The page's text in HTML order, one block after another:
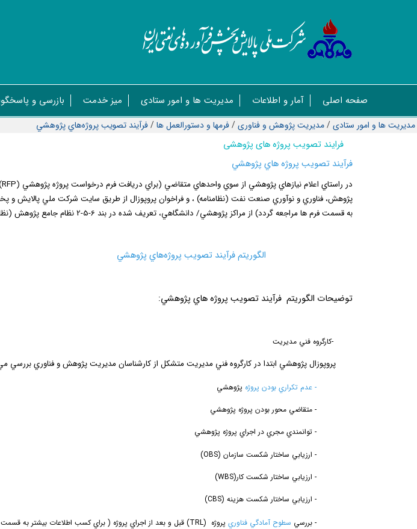
صفحه اصلی آمار و اطلاعات مدیریت ها و امور ستادی میز خدمت بازرسی و
مدیریت ها و امور ستادی/مدیریت پژوهش و فناوری/فرمها و دستورالعمل ها/فرآيند تصويب پروژه‌هاي پژوهشي
فرایند تصویب پروژه های پژوهشی
فرآيند تصويب پروژه­ هاي پژوهشي
در راستاي اعلامنيازهايپژوهشي از سويواحدهايمتقاضي (براي دريافتفرم درخواست پروژه پژوهشي (RFP
پژوهش، فناوري و نوآوري صنعت نفت (نظام­نامه)، و فراخوانپروپوزال ازطريق سايت شركتملي پالايشو
بهقسمت فرم هامراجعه گردد)‌ از مراكز پژوهشي/ دانشگاهي، تعريف شده در بند 6-5-2 نظام جامع پژوهش (نظام­نامه)
الگوريتم فرآيند تصويب پروژه‌هاي پژوهشي
توضیحات الگوريتم فرآيند تصويب پروژه ­هاي پژوهشي:
كارگروه فني مديريت
پروپوزالپژوهشي ابتدا در كارگروه فني مديريت متشكل از كارشناسان مديريت پژوهش و فناوري بررسي
- عدم تكراري بودن پروژه پژوهشي
- متقاضي محور بودن پروژه پژوهشي
- توانمندي مجري در اجراي پروژه پژوهشي
- ارزيابي ساختار شكست سازمان (OBS)
- ارزيابي ساختار شكست كار(WBS)
- ارزيابي ساختار شكست هزينه (CBS)
- بررسي سطوح آمادگي فناوري پروژه (TRL) قبل و بعد از اجراي پروژه ( براي كسب اطلاعات بيشتر به قسمت